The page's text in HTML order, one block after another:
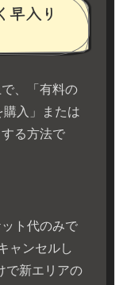
早入り
、「有料の
購入」または
る方法で
ト代のみで
ャンセルし
で新エリアの